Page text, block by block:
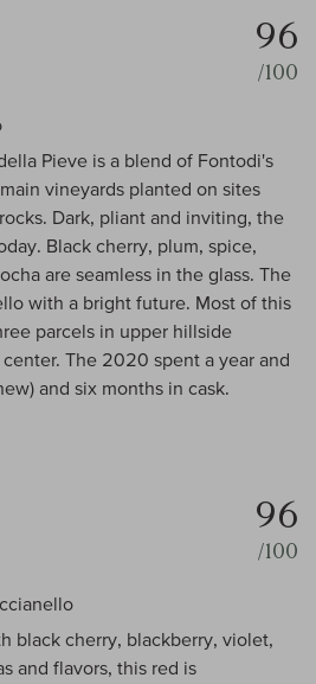
96
/100
Pieve is a blend of Fontodi's
vineyards planted on sites
Dark, pliant and inviting, the
Black cherry, plum, spice,
are seamless in the glass. The
with a bright future. Most of this
parcels in upper hillside
The 2020 spent a year and
and six months in cask.
96
/100
black cherry, blackberry, violet,
and flavors, this red is